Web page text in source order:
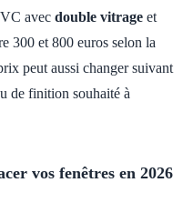
avec double vitrage et
300 et 800 euros selon la
peut aussi changer suivant
de finition souhaité à
vos fenêtres en 2026